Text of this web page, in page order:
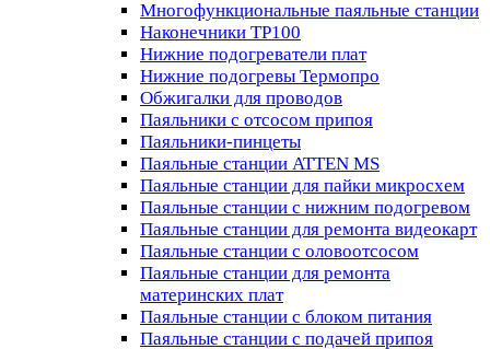
Многофункциональные паяльные станции
Наконечники TP100
Нижние подогреватели плат
Нижние подогревы Термопро
Обжигалки для проводов
Паяльники с отсосом припоя
Паяльники-пинцеты
Паяльные станции ATTEN MS
Паяльные станции для пайки микросхем
Паяльные станции с нижним подогревом
Паяльные станции для ремонта видеокарт
Паяльные станции с оловоотсосом
Паяльные станции для ремонта
материнских плат
Паяльные станции с блоком питания
Паяльные станции с подачей припоя